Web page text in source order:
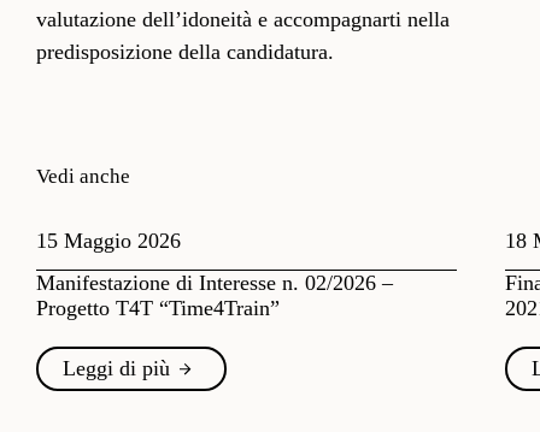
valutazione dell’idoneità e accompagnarti nella
predisposizione della candidatura.
Vedi anche
15 Maggio 2026
Manifestazione di Interesse n. 02/2026 –
Progetto T4T “Time4Train”
Leggi di più
18